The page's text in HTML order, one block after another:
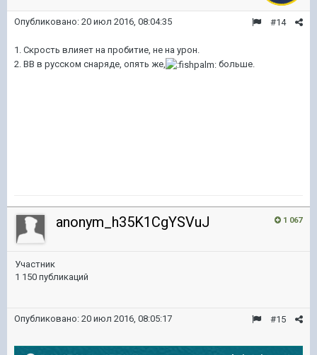
#14
Опубликовано: 20 июл 2016, 08:04:35
1. Скрость влияет на пробитие, не на урон.
2. ВВ в русском снаряде, опять же,
больше.
1 067
anonym_h35K1CgYSVuJ
Участник
1 150 публикаций
#15
Опубликовано: 20 июл 2016, 08:05:17